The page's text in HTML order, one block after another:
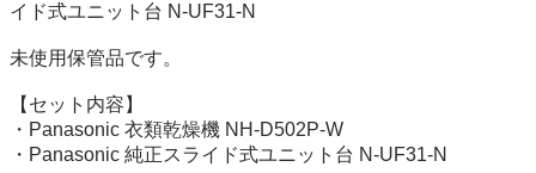
イド式ユニット台 N-UF31-N
未使用保管品です。
【セット内容】
・Panasonic 衣類乾燥機 NH-D502P-W
・Panasonic 純正スライド式ユニット台 N-UF31-N